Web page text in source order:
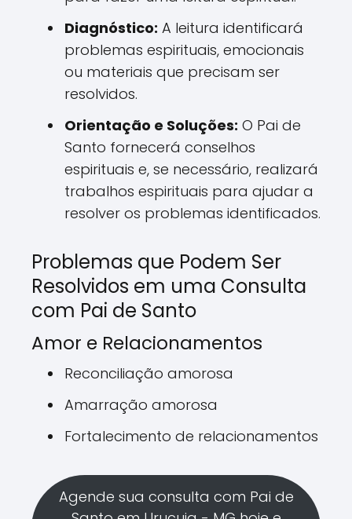
Diagnóstico: A leitura identificará
problemas espirituais, emocionais
ou materiais que precisam ser
resolvidos.
Orientação e Soluções: O Pai de
Santo fornecerá conselhos
espirituais e, se necessário, realizará
trabalhos espirituais para ajudar a
resolver os problemas identificados.
Problemas que Podem Ser
Resolvidos em uma Consulta
com Pai de Santo
Amor e Relacionamentos
Reconciliação amorosa
Amarração amorosa
Fortalecimento de relacionamentos
Agende sua consulta com Pai de